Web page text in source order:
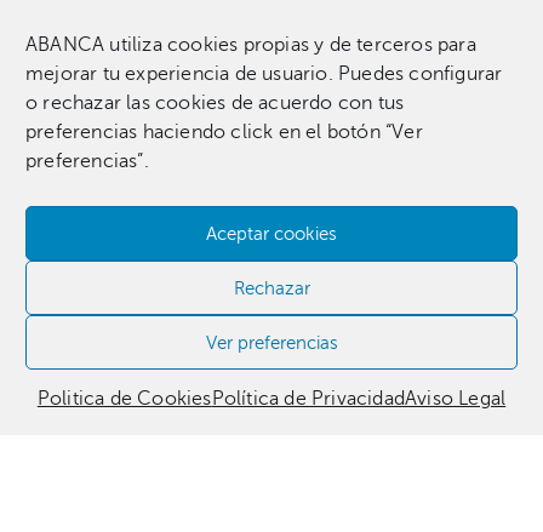
ABANCA utiliza cookies propias y de terceros para
mejorar tu experiencia de usuario. Puedes configurar
o rechazar las cookies de acuerdo con tus
preferencias haciendo click en el botón “Ver
preferencias”.
Aceptar cookies
Rechazar
Ver preferencias
Politica de CookiesPolítica de PrivacidadAviso Legal
Una colección que incluye 1.369 obras entre pinturas,
esculturas, fotografías, grabados, dibujos e instalaciones
pertenecientes a 255 artistas.​
Contacta con nosotros​